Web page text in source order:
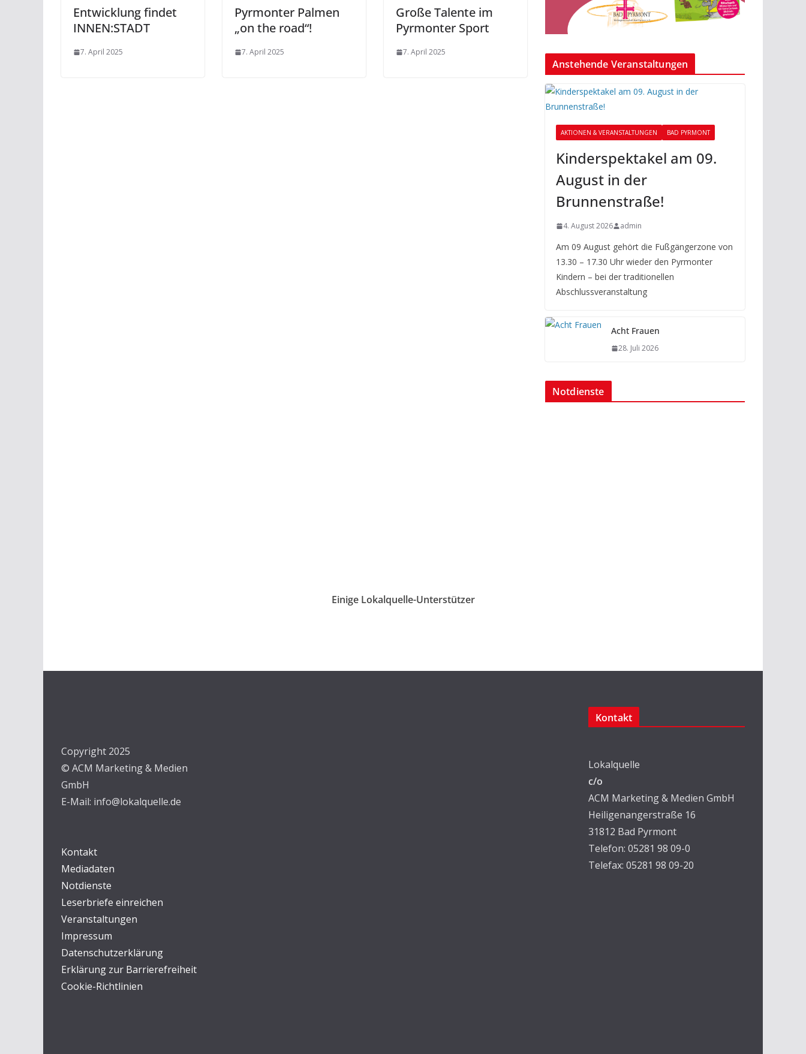
Entwicklung findet
INNEN:STADT
7. April 2025
Pyrmonter Palmen
„on the road“!
7. April 2025
Große Talente im
Pyrmonter Sport
7. April 2025
Anstehende Veranstaltungen
AKTIONEN & VERANSTALTUNGEN BAD PYRMONT
Kinderspektakel am 09.
August in der
Brunnenstraße!
4. August 2026 admin
Am 09 August gehört die Fußgängerzone von
13.30 – 17.30 Uhr wieder den Pyrmonter
Kindern – bei der traditionellen
Abschlussveranstaltung
Acht Frauen
28. Juli 2026
Notdienste
Einige Lokalquelle-Unterstützer
Copyright 2025
© ACM Marketing & Medien
GmbH
E-Mail: info@lokalquelle.de
Kontakt
Mediadaten
Notdienste
Leserbriefe einreichen
Veranstaltungen
Impressum
Datenschutzerklärung
Erklärung zur Barrierefreiheit
Cookie-Richtlinien
Kontakt
Lokalquelle
c/o
ACM Marketing & Medien GmbH
Heiligenangerstraße 16
31812 Bad Pyrmont
Telefon: 05281 98 09-0
Telefax: 05281 98 09-20